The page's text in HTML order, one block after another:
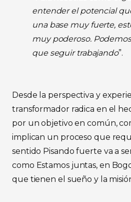
entender el potencial
una base muy fuerte,
muy poderoso.
que seguir trabajando”.
Desde la perspectiva y
transformador radica en el
por un objetivo en común,
implican un proceso que
sentido Pisando fuerte va a
como Estamos juntas, en
que tienen el sueño y la